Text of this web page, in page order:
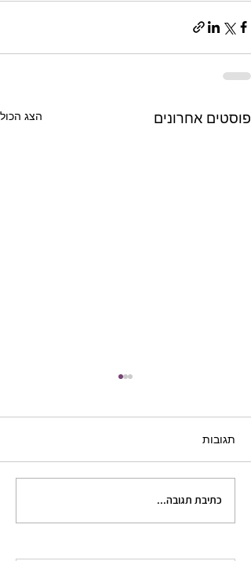
פוסטים אחרונים הצג הכול
שריטה או בעיה? ההבחנה
שתשדרג לכם את הדמויות
תגובות
כתיבת תגובה...